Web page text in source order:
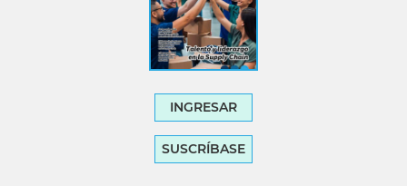
INGRESAR
SUSCRÍBASE